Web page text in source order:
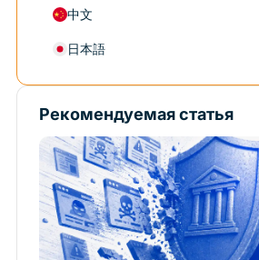
中文
日本語
Рекомендуемая статья